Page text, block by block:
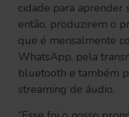
cidade para aprender
então, produzirem o
que é mensalmente
WhatsApp, pela
bluetooth e também
streaming de áudio.